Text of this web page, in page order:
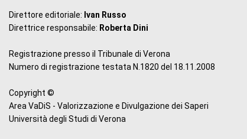
Direttore editoriale: Ivan Russo
Direttrice responsabile: Roberta Dini
Registrazione presso il Tribunale di Verona
Numero di registrazione testata N.1820 del 18.11.2008
Copyright ©
Area VaDiS - Valorizzazione e Divulgazione dei Saperi
Università degli Studi di Verona